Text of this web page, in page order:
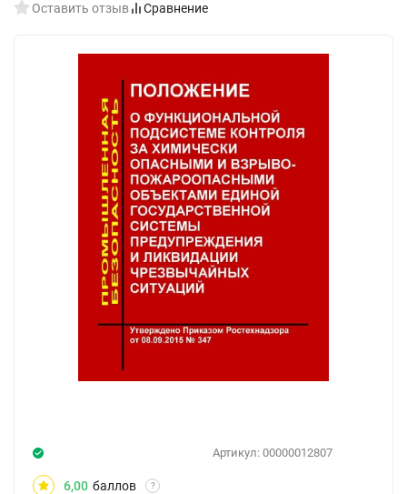
Оставить отзыв Сравнение
Артикул: 00000012807
6,00 баллов ?